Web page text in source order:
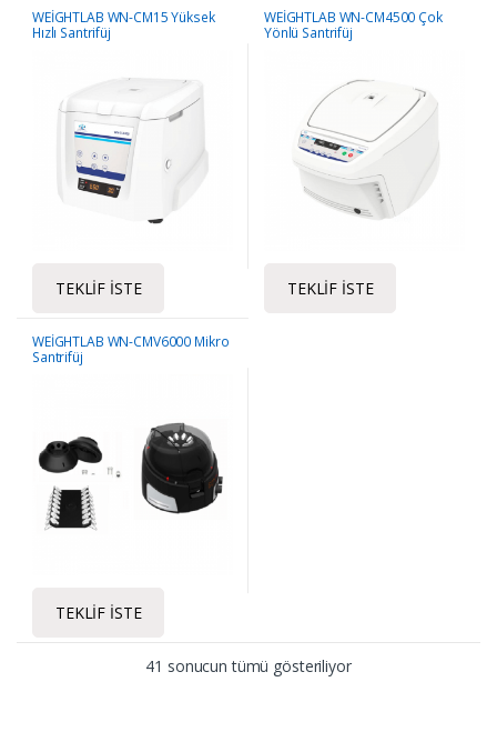
WEİGHTLAB WN-CM15 Yüksek
Hızlı Santrifüj
TEKLIF İSTE
WEİGHTLAB WN-CM4500 Çok
Yönlü Santrifüj
TEKLIF İSTE
WEİGHTLAB WN-CMV6000 Mikro
Santrifüj
TEKLIF İSTE
41 sonucun tümü gösteriliyor